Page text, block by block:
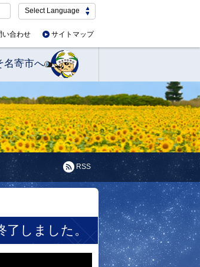
Select Language
い合わせ サイトマップ
名寄市へ
RSS
了しました。